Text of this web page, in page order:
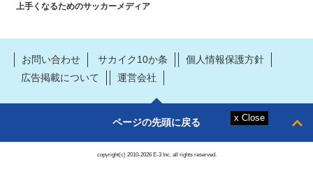
上手くなるためのサッカーメディア
お問い合わせ サカイク10か条
個人情報保護方針
広告掲載について
運営会社
ページの先頭に戻る
copyright(c) 2010-2026 E-3 Inc. all rights reserved.